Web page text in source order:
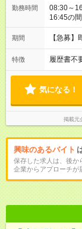
勤務時間
08:30～
16:45の
期間 【急募
特徴 履歴書不
気になる！
掲載元
興味のあるバイト
保存した求人は、後か
企業からアプローチが